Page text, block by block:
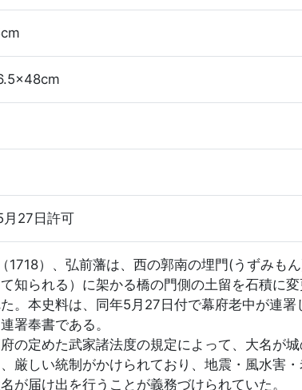
27日許可
1718）、弘前藩は、西の郭南の埋門(うずみも
知られる）に架かる橋の門側の土留を石積に
。本史料は、同年5月27日付で幕府老中が連
署奉書である。
の定めた武家諸法度の規定によって、大名が
厳しい統制がかけられており、地震・風水害
が届け出を行うことが義務づけられていた。